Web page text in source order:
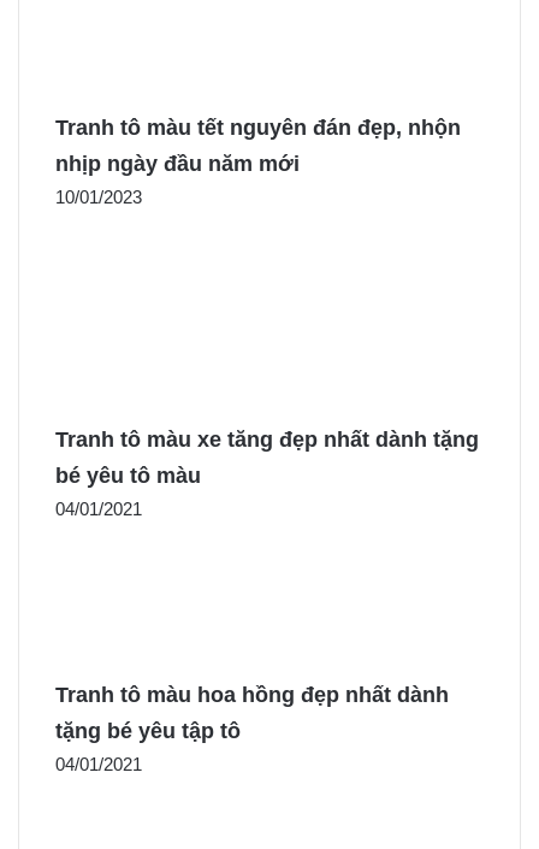
Tranh tô màu tết nguyên đán đẹp, nhộn
nhịp ngày đầu năm mới
10/01/2023
Tranh tô màu xe tăng đẹp nhất dành tặng
bé yêu tô màu
04/01/2021
Tranh tô màu hoa hồng đẹp nhất dành
tặng bé yêu tập tô
04/01/2021